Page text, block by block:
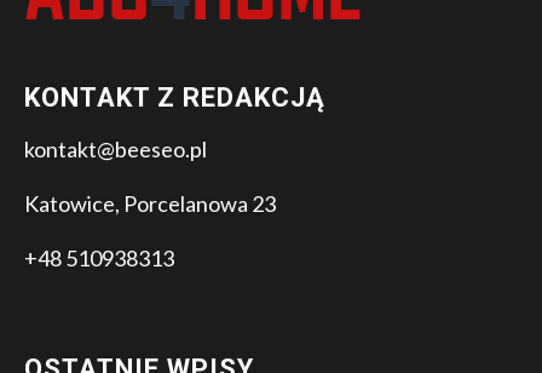
KONTAKT Z REDAKCJĄ
kontakt@beeseo.pl
Katowice, Porcelanowa 23
+48 510938313